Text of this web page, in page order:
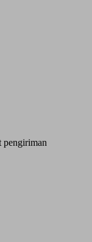
pengiriman